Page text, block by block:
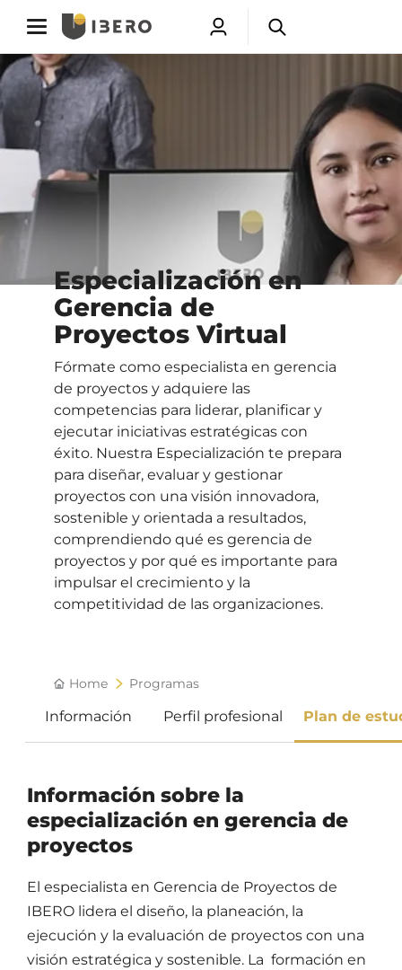
Saltar
a
contenido
principal
Toggle
navigation
Toggle
navigation
Abrir
Abrir
Especialización en
Gerencia de
Proyectos Virtual
Fórmate como especialista en gerencia
de proyectos y adquiere las
competencias para liderar, planificar y
ejecutar iniciativas estratégicas con
éxito. Nuestra Especialización te prepara
para diseñar, evaluar y gestionar
proyectos con una visión innovadora,
sostenible y orientada a resultados,
comprendiendo qué es gerencia de
proyectos y por qué es importante para
impulsar el crecimiento y la
competitividad de las organizaciones.
Home Programas
Información Perfil profesional Plan de
Información sobre la
especialización en gerencia de
proyectos
El especialista en Gerencia de Proyectos de
IBERO lidera el diseño, la planeación, la
ejecución y la evaluación de proyectos con una
visión estratégica y sostenible. La formación en